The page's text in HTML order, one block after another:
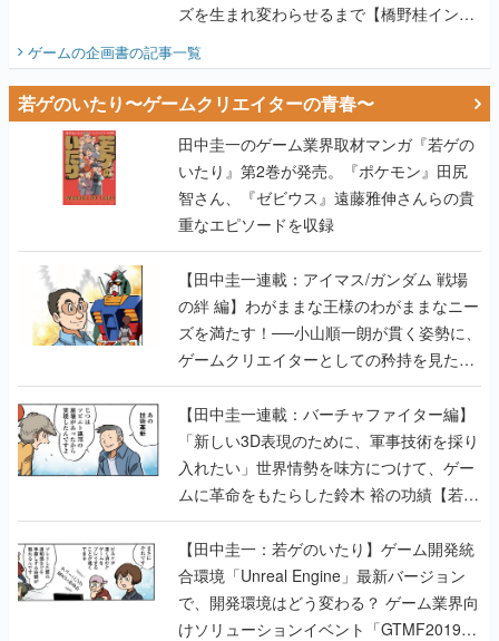
ズを生まれ変わらせるまで【橋野桂インタ
ゲームの企画書の記事一覧
若ゲのいたり〜ゲームクリエイターの青春〜
田中圭一のゲーム業界取材マンガ『若ゲの
いたり』第2巻が発売。『ポケモン』田尻
智さん、『ゼビウス』遠藤雅伸さんらの貴
重なエピソードを収録
【田中圭一連載：アイマス/ガンダム 戦場
の絆 編】わがままな王様のわがままなニー
ズを満たす！──小山順一朗が貫く姿勢に、
ゲームクリエイターとしての矜持を見た
【若ゲのいたり最終回】
【田中圭一連載：バーチャファイター編】
「新しい3D表現のために、軍事技術を採り
入れたい」世界情勢を味方につけて、ゲー
ムに革命をもたらした鈴木 裕の功績【若ゲ
のいたり】
【田中圭一：若ゲのいたり】ゲーム開発統
合環境「Unreal Engine」最新バージョン
で、開発環境はどう変わる？ ゲーム業界向
けソリューションイベント「GTMF2019」